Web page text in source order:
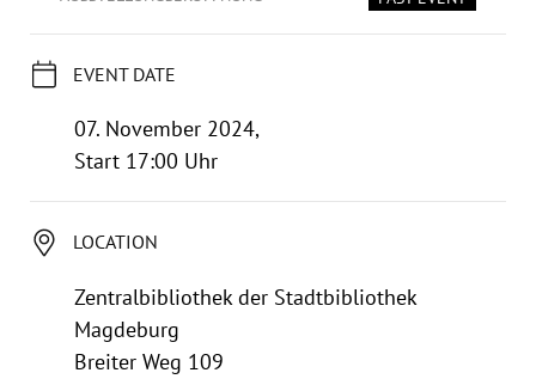
Organigram
EVENT DATE
07. November 2024,
Start 17:00 Uhr
LOCATION
Zentralbibliothek der Stadtbibliothek
Magdeburg
Breiter Weg 109